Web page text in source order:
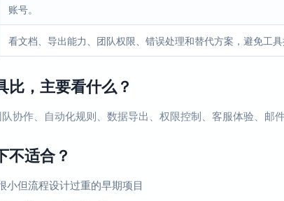
账号。
看文档、导出能力、团队权限、错误处理和替代方案，避免工具
比，主要看什么？
协作、自动化规则、数据导出、权限控制、客服体验、邮
不适合？
小但流程设计过重的早期项目